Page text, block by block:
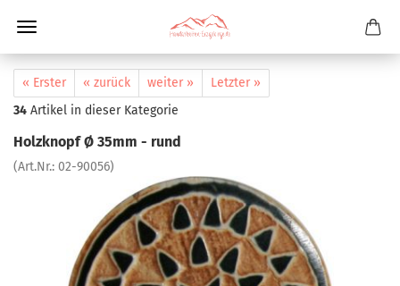
« Erster « zurück weiter »
Letzter »
34 Artikel in dieser Kategorie
Holzknopf Ø 35mm - rund
(Art.Nr.: 02-90056)